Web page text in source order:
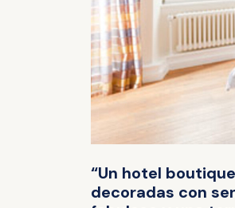
“Un hotel
decoradas con